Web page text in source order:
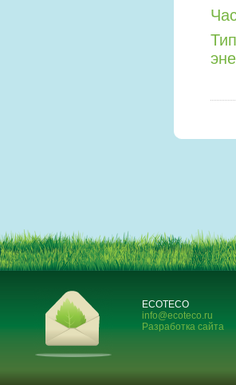
ECOTECO
info@ecoteco.ru
Разработка сайта